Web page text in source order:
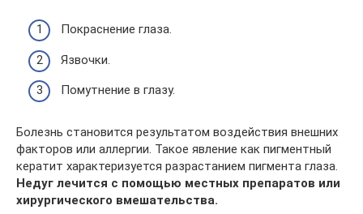
Покраснение глаза.
Язвочки.
Помутнение в глазу.
Болезнь становится результатом воздействия внешних
факторов или аллергии. Такое явление как пигментный
кератит характеризуется разрастанием пигмента глаза.
Недуг лечится с помощью местных препаратов или
хирургического вмешательства.